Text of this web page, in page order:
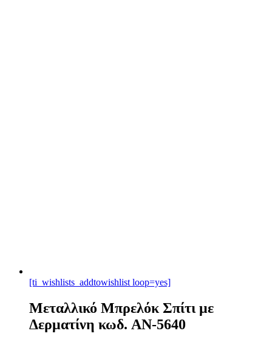
[ti_wishlists_addtowishlist loop=yes]
Μεταλλικό Μπρελόκ Σπίτι με
Δερματίνη κωδ. AN-5640